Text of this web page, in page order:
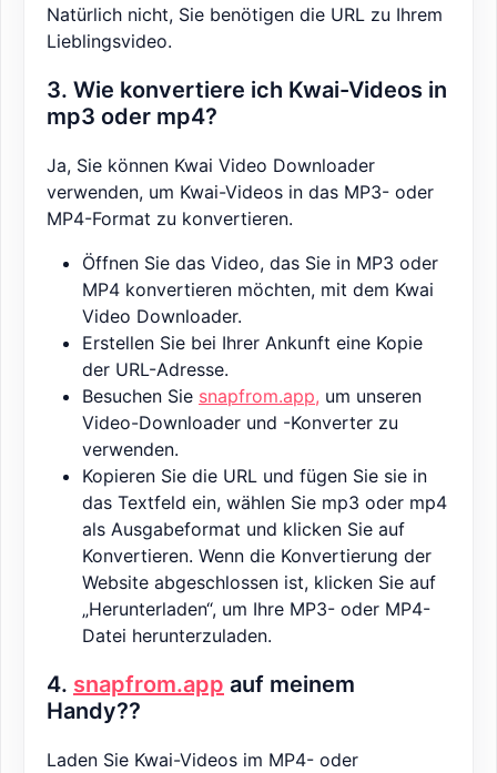
Natürlich nicht, Sie benötigen die URL zu Ihrem
Lieblingsvideo.
3. Wie konvertiere ich Kwai-Videos in
mp3 oder mp4?
Ja, Sie können Kwai Video Downloader
verwenden, um Kwai-Videos in das MP3- oder
MP4-Format zu konvertieren.
Öffnen Sie das Video, das Sie in MP3 oder
MP4 konvertieren möchten, mit dem Kwai
Video Downloader.
Erstellen Sie bei Ihrer Ankunft eine Kopie
der URL-Adresse.
Besuchen Sie snapfrom.app, um unseren
Video-Downloader und -Konverter zu
verwenden.
Kopieren Sie die URL und fügen Sie sie in
das Textfeld ein, wählen Sie mp3 oder mp4
als Ausgabeformat und klicken Sie auf
Konvertieren. Wenn die Konvertierung der
Website abgeschlossen ist, klicken Sie auf
„Herunterladen“, um Ihre MP3- oder MP4-
Datei herunterzuladen.
4. snapfrom.app auf meinem
Handy??
Laden Sie Kwai-Videos im MP4- oder